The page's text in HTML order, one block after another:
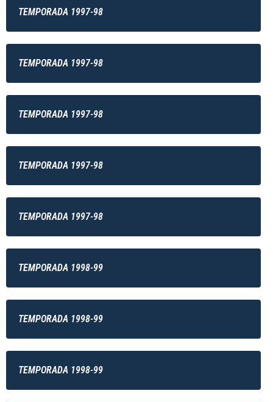
TEMPORADA 1997-98
TEMPORADA 1997-98
TEMPORADA 1997-98
TEMPORADA 1997-98
TEMPORADA 1997-98
TEMPORADA 1998-99
TEMPORADA 1998-99
TEMPORADA 1998-99